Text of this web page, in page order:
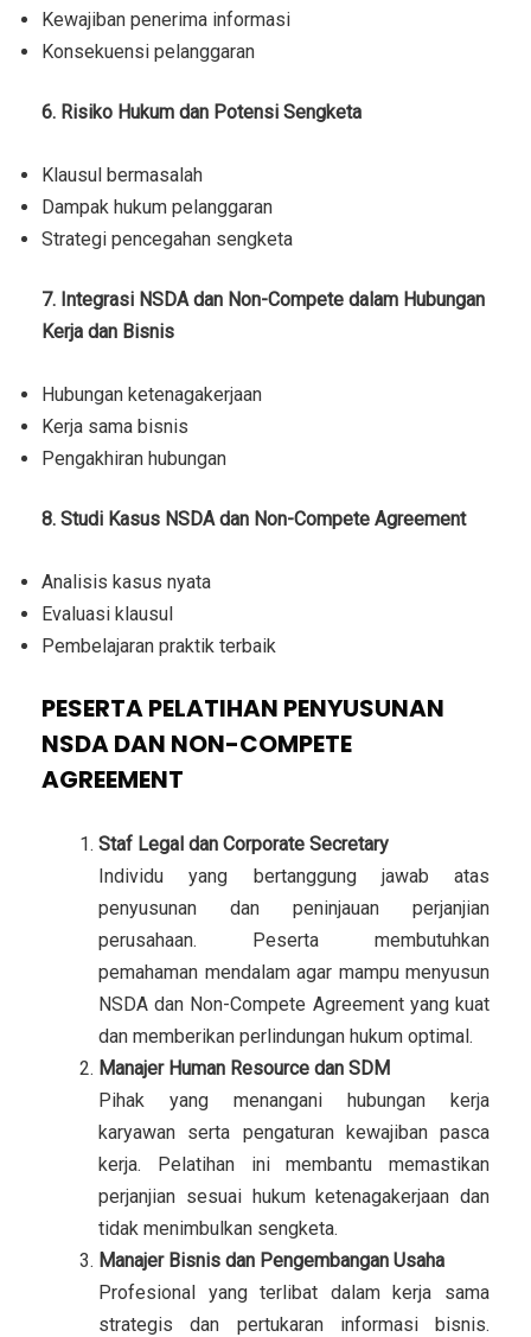
Kewajiban penerima informasi
Konsekuensi pelanggaran
6. Risiko Hukum dan Potensi Sengketa
Klausul bermasalah
Dampak hukum pelanggaran
Strategi pencegahan sengketa
7. Integrasi NSDA dan Non-Compete dalam Hubungan
Kerja dan Bisnis
Hubungan ketenagakerjaan
Kerja sama bisnis
Pengakhiran hubungan
8. Studi Kasus NSDA dan Non-Compete Agreement
Analisis kasus nyata
Evaluasi klausul
Pembelajaran praktik terbaik
PESERTA PELATIHAN PENYUSUNAN
NSDA DAN NON-COMPETE
AGREEMENT
Staf Legal dan Corporate Secretary
Individu yang bertanggung jawab atas
penyusunan dan peninjauan perjanjian
perusahaan. Peserta membutuhkan
pemahaman mendalam agar mampu menyusun
NSDA dan Non-Compete Agreement yang kuat
dan memberikan perlindungan hukum optimal.
Manajer Human Resource dan SDM
Pihak yang menangani hubungan kerja
karyawan serta pengaturan kewajiban pasca
kerja. Pelatihan ini membantu memastikan
perjanjian sesuai hukum ketenagakerjaan dan
tidak menimbulkan sengketa.
Manajer Bisnis dan Pengembangan Usaha
Profesional yang terlibat dalam kerja sama
strategis dan pertukaran informasi bisnis.